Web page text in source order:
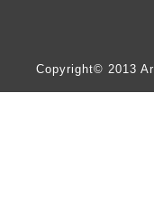
Copyright© 2013